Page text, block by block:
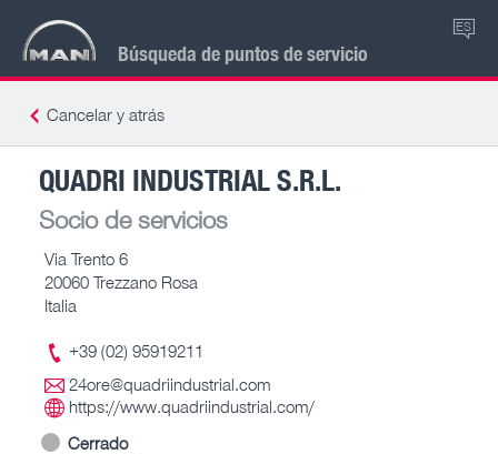
Búsqueda de puntos de servicio
ES
Cancelar y atrás
QUADRI INDUSTRIAL S.R.L.
Socio de servicios
Via Trento 6
20060 Trezzano Rosa
Italia
+39 (02) 95919211
24ore@quadriindustrial.com
https://www.quadriindustrial.com/
Cerrado